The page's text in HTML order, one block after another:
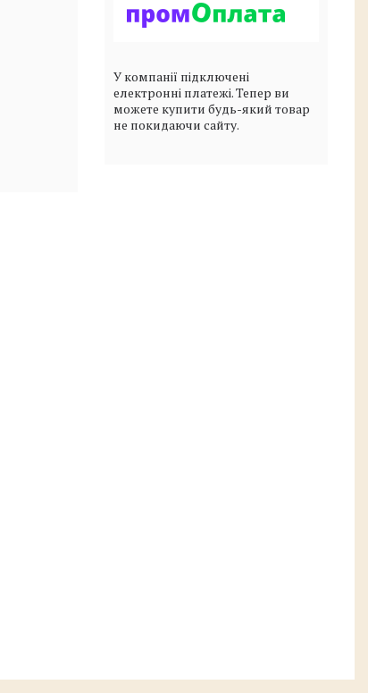
У компанії підключені
електронні платежі. Тепер ви
можете купити будь-який товар
не покидаючи сайту.